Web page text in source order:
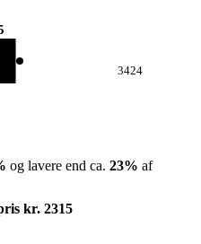
3424
og lavere end ca. 23% af
kr. 2315